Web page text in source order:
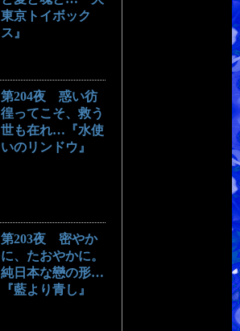
東京トイボック
ス』
第204夜 惑い彷
徨ってこそ、救う
世も在れ…『水使
いのリンドウ』
第203夜 密やか
に、たおやかに。
純日本な戀の形…
『藍より青し』